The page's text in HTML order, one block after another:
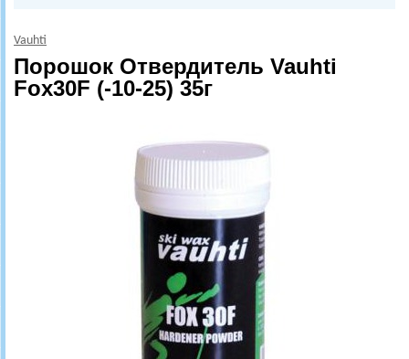
Vauhti
Порошок Отвердитель Vauhti
Fox30F (-10-25) 35г